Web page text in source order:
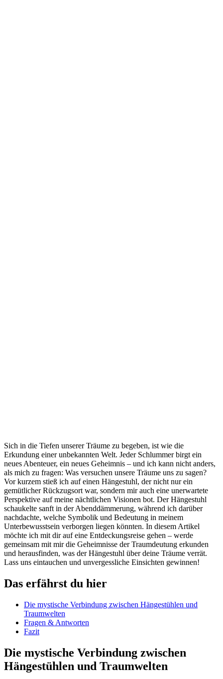
Sich in die Tiefen unserer⁢ Träume zu begeben, ist wie die
Erkundung‌ einer unbekannten Welt. Jeder Schlummer birgt ein
neues Abenteuer, ein neues Geheimnis – und ich kann nicht anders,
als mich zu⁣ fragen: Was versuchen unsere Träume ‌uns zu sagen?
Vor kurzem stieß ich auf einen Hängestuhl, der nicht nur ein
gemütlicher Rückzugsort war,​ sondern mir auch eine unerwartete
Perspektive auf meine nächtlichen Visionen bot. Der Hängestuhl
schaukelte sanft in der Abenddämmerung, während ich darüber
nachdachte, welche Symbolik und Bedeutung ⁣in meinem
Unterbewusstsein verborgen liegen könnten. In diesem Artikel
möchte ⁢ich mit dir auf eine ⁢Entdeckungsreise gehen – werde
gemeinsam mit mir die Geheimnisse der Traumdeutung erkunden
‌und herausfinden, was der Hängestuhl über deine Träume verrät.
Lass uns eintauchen und unvergessliche Einsichten gewinnen!
Das erfährst du⁣ hier
Die mystische Verbindung zwischen Hängestühlen und
Traumwelten
Fragen & Antworten
Fazit
Die mystische Verbindung zwischen
Hängestühlen und Traumwelten